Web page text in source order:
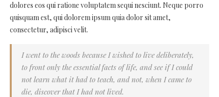
dolores eos qui ratione voluptatem sequi nesciunt. Neque porro
quisquam est, qui dolorem ipsum quia dolor sit amet,
consectetur, adipisci velit.
I went to the woods because I wished to live deliberately,
to front only the essential facts of life, and see if I could
not learn what it had to teach, and not, when I came to
die, discover that I had not lived.